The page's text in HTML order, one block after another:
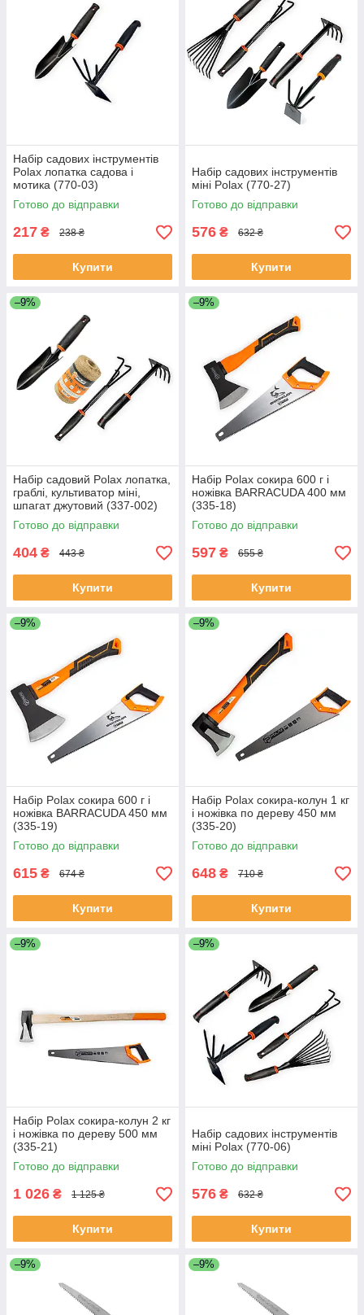
Набір садових інструментів
Polax лопатка садова і
мотика (770-03)
Готово до відправки
217 ₴ 238 ₴
Купити
Набір садових інструментів
міні Polax (770-27)
Готово до відправки
576 ₴ 632 ₴
Купити
–9%
Набір садовий Polax лопатка,
граблі, культиватор міні,
шпагат джутовий (337-002)
Готово до відправки
404 ₴ 443 ₴
Купити
–9%
Набір Polax сокира 600 г і
ножівка BARRACUDA 400 мм
(335-18)
Готово до відправки
597 ₴ 655 ₴
Купити
–9%
Набір Polax сокира 600 г і
ножівка BARRACUDA 450 мм
(335-19)
Готово до відправки
615 ₴ 674 ₴
Купити
–9%
Набір Polax сокира-колун 1 кг
і ножівка по дереву 450 мм
(335-20)
Готово до відправки
648 ₴ 710 ₴
Купити
–9%
Набір Polax сокира-колун 2 кг
і ножівка по дереву 500 мм
(335-21)
Готово до відправки
1 026 ₴ 1 125 ₴
Купити
–9%
Набір садових інструментів
міні Polax (770-06)
Готово до відправки
576 ₴ 632 ₴
Купити
–9% –9%